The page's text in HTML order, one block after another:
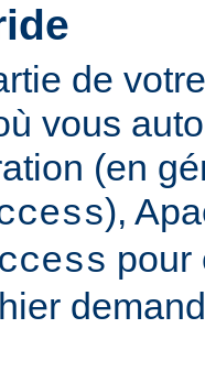
de
vous
(en
),
pour